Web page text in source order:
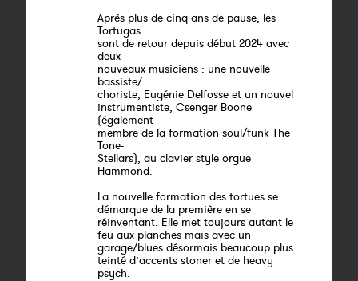
Après plus de cinq ans de pause, les
Tortugas
sont de retour depuis début 2024 avec
deux
nouveaux musiciens : une nouvelle
bassiste/
choriste, Eugénie Delfosse et un nouvel
instrumentiste, Csenger Boone
(également
membre de la formation soul/funk The
Tone-
Stellars), au clavier style orgue
Hammond.
La nouvelle formation des tortues se
démarque de la première en se
réinventant. Elle met toujours autant le
feu aux planches mais avec un
garage/blues désormais beaucoup plus
teinté d’accents stoner et de heavy
psych.